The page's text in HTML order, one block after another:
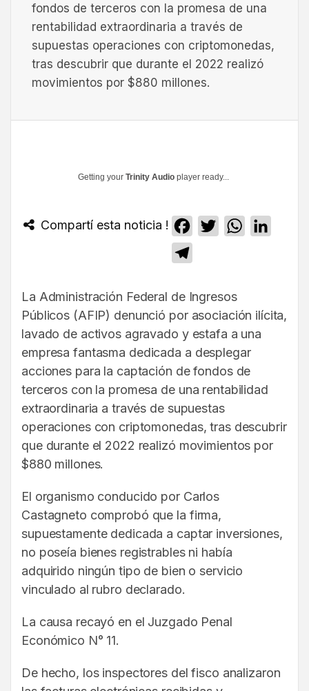
fondos de terceros con la promesa de una
rentabilidad extraordinaria a través de
supuestas operaciones con criptomonedas,
tras descubrir que durante el 2022 realizó
movimientos por $880 millones.
Getting your Trinity Audio player ready...
Compartí esta noticia ! Facebook
TwitterWhatsApp
La Administración Federal de Ingresos
Públicos (AFIP) denunció por asociación ilícita,
lavado de activos agravado y estafa a una
empresa fantasma dedicada a desplegar
acciones para la captación de fondos de
terceros con la promesa de una rentabilidad
extraordinaria a través de supuestas
operaciones con criptomonedas, tras descubrir
que durante el 2022 realizó movimientos por
$880 millones.
El organismo conducido por Carlos
Castagneto comprobó que la firma,
supuestamente dedicada a captar inversiones,
no poseía bienes registrables ni había
adquirido ningún tipo de bien o servicio
vinculado al rubro declarado.
La causa recayó en el Juzgado Penal
Económico N° 11.
De hecho, los inspectores del fisco analizaron